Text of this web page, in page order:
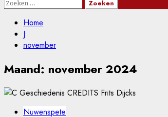
Home
J
november
Maand: november 2024
Nuwenspete